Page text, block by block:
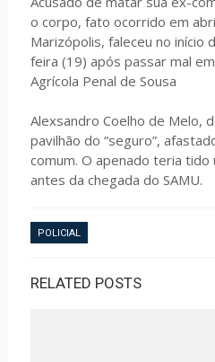
o corpo, fato ocorrido em
Marizópolis, faleceu no início
feira (19) após passar mal
Agrícola Penal de Sousa
Alexsandro Coelho de Melo,
pavilhão do “seguro”,
comum. O apenado teria
antes da chegada do SAMU.
POLICIAL
RELATED POSTS